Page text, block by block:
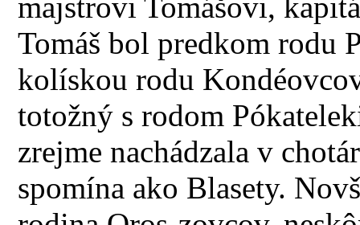
Tomáš bol predkom rodu
kolískou rodu
totožný s rodom
zrejme nachádzala v
spomína ako Blasety.